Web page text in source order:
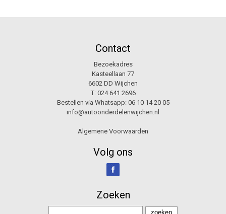
Contact
Bezoekadres
Kasteellaan 77
6602 DD Wijchen
T: 024 641 2696
Bestellen via Whatsapp: 06 10 14 20 05
info@autoonderdelenwijchen.nl
Algemene Voorwaarden
Volg ons
Zoeken